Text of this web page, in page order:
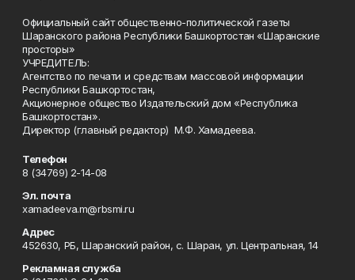
Официальный сайт общественно-политической газеты
Шаранского района Республики Башкортостан «Шаранские
просторы»
УЧРЕДИТЕЛЬ:
Агентство по печати и средствам массовой информации
Республики Башкортостан,
Акционерное общество Издательский дом «Республика
Башкортостан».
Директор (главный редактор) М.Ф. Хамадеева.
Телефон
8 (34769) 2-14-08
Эл. почта
xamadeeva.m@rbsmi.ru
Адрес
452630, РБ, Шаранский район, с. Шаран, ул. Центральная, 14
Рекламная служба